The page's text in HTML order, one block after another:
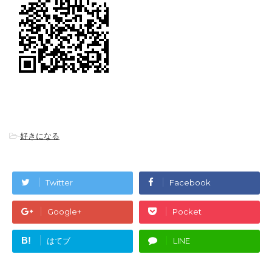
-好きになる
Twitter Facebook
Google+ Pocket
B! はてブ LINE